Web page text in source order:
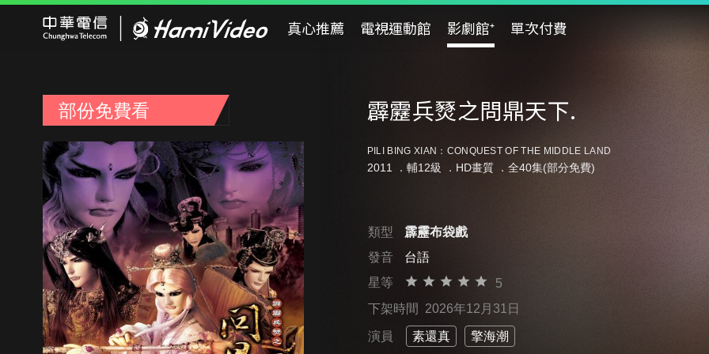
真心推薦 電視運動館 影劇館⁺ 單次付費
部份免費看 霹靂兵燹之問鼎天下.
PILI BING XIAN：CONQUEST OF THE MIDDLE LAND
2011 ． 輔12級 ．HD畫質 ．全40集(部分免費)
類型
霹靂布袋戲
發音
台語
星等
5
下架時間 2026年12月31日
演員 素還真 擎海潮